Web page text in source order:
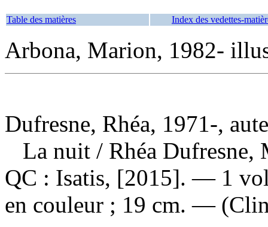
Table des matières Index des vedettes-
Arbona, Marion, 1982-
Dufresne, Rhéa, 1971-,
La nuit / Rhéa
QC : Isatis, [2015]. — 1
en couleur ; 19 cm. —